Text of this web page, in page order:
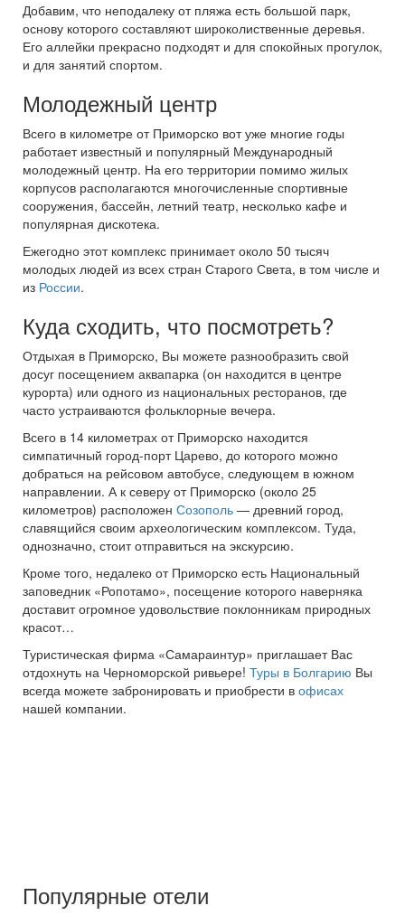
Добавим, что неподалеку от пляжа есть большой парк,
основу которого составляют широколиственные деревья.
Его аллейки прекрасно подходят и для спокойных прогулок,
и для занятий спортом.
Молодежный центр
Всего в километре от Приморско вот уже многие годы
работает известный и популярный Международный
молодежный центр. На его территории помимо жилых
корпусов располагаются многочисленные спортивные
сооружения, бассейн, летний театр, несколько кафе и
популярная дискотека.
Ежегодно этот комплекс принимает около 50 тысяч
молодых людей из всех стран Старого Света, в том числе и
из России.
Куда сходить, что посмотреть?
Отдыхая в Приморско, Вы можете разнообразить свой
досуг посещением аквапарка (он находится в центре
курорта) или одного из национальных ресторанов, где
часто устраиваются фольклорные вечера.
Всего в 14 километрах от Приморско находится
симпатичный город-порт Царево, до которого можно
добраться на рейсовом автобусе, следующем в южном
направлении. А к северу от Приморско (около 25
километров) расположен Созополь — древний город,
славящийся своим археологическим комплексом. Туда,
однозначно, стоит отправиться на экскурсию.
Кроме того, недалеко от Приморско есть Национальный
заповедник «Ропотамо», посещение которого наверняка
доставит огромное удовольствие поклонникам природных
красот…
Туристическая фирма «Самараинтур» приглашает Вас
отдохнуть на Черноморской ривьере! Туры в Болгарию Вы
всегда можете забронировать и приобрести в офисах
нашей компании.
Популярные отели